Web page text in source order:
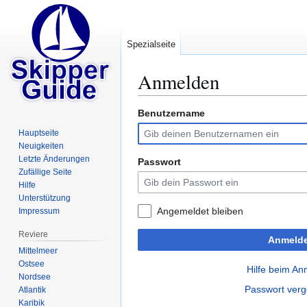
Anmelden
Zur
Navigation
springen
Zur
Suche
springen
Benutzername
Passwort
Angemeldet bleiben
Hilfe beim
Passwort
Spezialseite
Hauptseite
Neuigkeiten
Letzte Änderungen
Zufällige Seite
Hilfe
Unterstützung
Impressum
Reviere
Mittelmeer
Ostsee
Nordsee
Atlantik
Karibik